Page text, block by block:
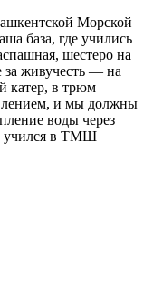
Морской
база, где учились
шестеро на
за живучесть — на
катер, в трюм
и мы должны
воды через
учился в ТМШ